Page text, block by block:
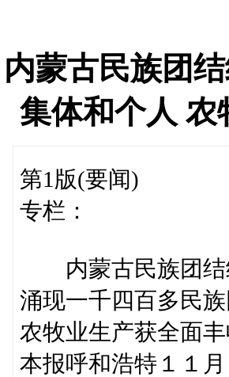
内蒙古民族团
集体和个人
第1版(要闻)
专栏：
内蒙古民族团结
涌现一千四百多民
农牧业生产获全面
本报呼和浩特１１